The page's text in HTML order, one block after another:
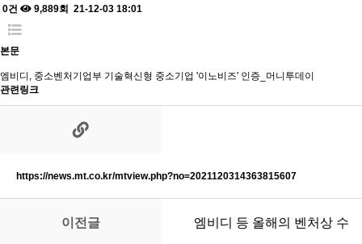
0건
9,889회 21-12-03 18:01
본문
엠비디, 중소벤처기업부 기술혁신형 중소기업 '이노비즈' 인증_머니투데이
관련링크
https://news.mt.co.kr/mtview.php?no=2021120314363815607
이전글 엠비디 등 올해의 벤처상 수